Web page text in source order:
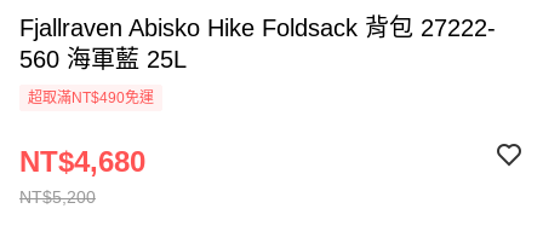
Fjallraven Abisko Hike Foldsack 背包 27222-
560 海軍藍 25L
超取滿NT$490免運
NT$5,200
NT$4,680